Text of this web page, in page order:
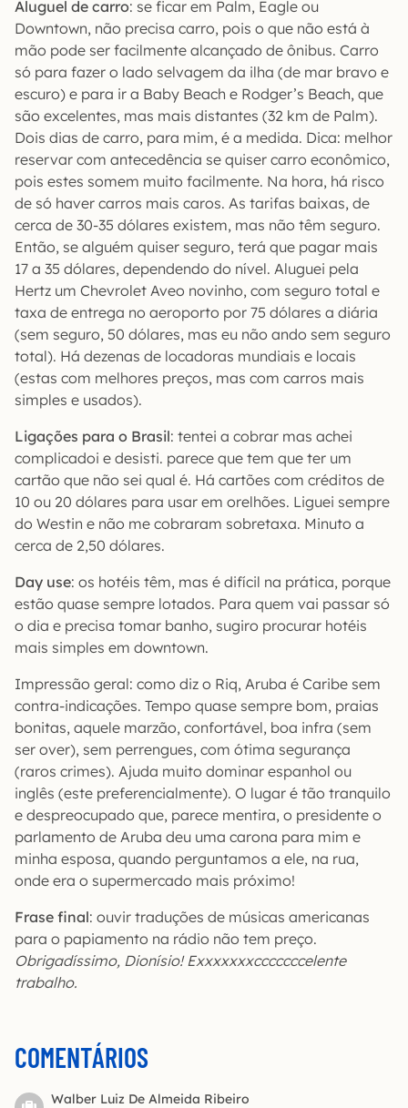
Aluguel de carro: se ficar em Palm, Eagle ou
Downtown, não precisa carro, pois o que não está à
mão pode ser facilmente alcançado de ônibus. Carro
só para fazer o lado selvagem da ilha (de mar bravo e
escuro) e para ir a Baby Beach e Rodger’s Beach, que
são excelentes, mas mais distantes (32 km de Palm).
Dois dias de carro, para mim, é a medida. Dica: melhor
reservar com antecedência se quiser carro econômico,
pois estes somem muito facilmente. Na hora, há risco
de só haver carros mais caros. As tarifas baixas, de
cerca de 30-35 dólares existem, mas não têm seguro.
Então, se alguém quiser seguro, terá que pagar mais
17 a 35 dólares, dependendo do nível. Aluguei pela
Hertz um Chevrolet Aveo novinho, com seguro total e
taxa de entrega no aeroporto por 75 dólares a diária
(sem seguro, 50 dólares, mas eu não ando sem seguro
total). Há dezenas de locadoras mundiais e locais
(estas com melhores preços, mas com carros mais
simples e usados).
Ligações para o Brasil: tentei a cobrar mas achei
complicadoi e desisti. parece que tem que ter um
cartão que não sei qual é. Há cartões com créditos de
10 ou 20 dólares para usar em orelhões. Liguei sempre
do Westin e não me cobraram sobretaxa. Minuto a
cerca de 2,50 dólares.
Day use: os hotéis têm, mas é difícil na prática, porque
estão quase sempre lotados. Para quem vai passar só
o dia e precisa tomar banho, sugiro procurar hotéis
mais simples em downtown.
Impressão geral: como diz o Riq, Aruba é Caribe sem
contra-indicações. Tempo quase sempre bom, praias
bonitas, aquele marzão, confortável, boa infra (sem
ser over), sem perrengues, com ótima segurança
(raros crimes). Ajuda muito dominar espanhol ou
inglês (este preferencialmente). O lugar é tão tranquilo
e despreocupado que, parece mentira, o presidente o
parlamento de Aruba deu uma carona para mim e
minha esposa, quando perguntamos a ele, na rua,
onde era o supermercado mais próximo!
Frase final: ouvir traduções de músicas americanas
para o papiamento na rádio não tem preço.
Obrigadíssimo, Dionísio! Exxxxxxxcccccccelente
trabalho.
COMENTÁRIOS
Walber Luiz De Almeida Ribeiro